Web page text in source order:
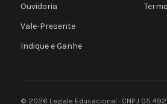
Ouvidoria
Vale-Presente
Indique e Ganhe
© 2026 Legale Educacional · CNPJ